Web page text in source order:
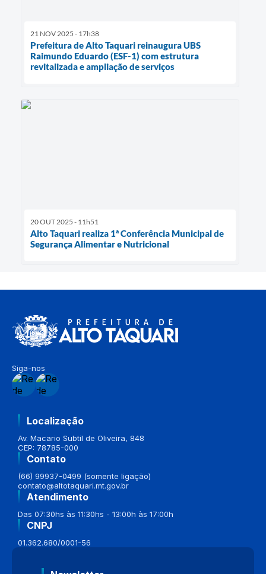
21 NOV 2025 - 17h38
Prefeitura de Alto Taquari reinaugura UBS
Raimundo Eduardo (ESF-1) com estrutura
revitalizada e ampliação de serviços
20 OUT 2025 - 11h51
Alto Taquari realiza 1ª Conferência Municipal de
Segurança Alimentar e Nutricional
Siga-nos
Localização
Av. Macario Subtil de Oliveira, 848
CEP: 78785-000
Contato
(66) 99937-0499 (somente ligação)
contato@altotaquari.mt.gov.br
Atendimento
Das 07:30hs às 11:30hs - 13:00h às 17:00h
CNPJ
01.362.680/0001-56